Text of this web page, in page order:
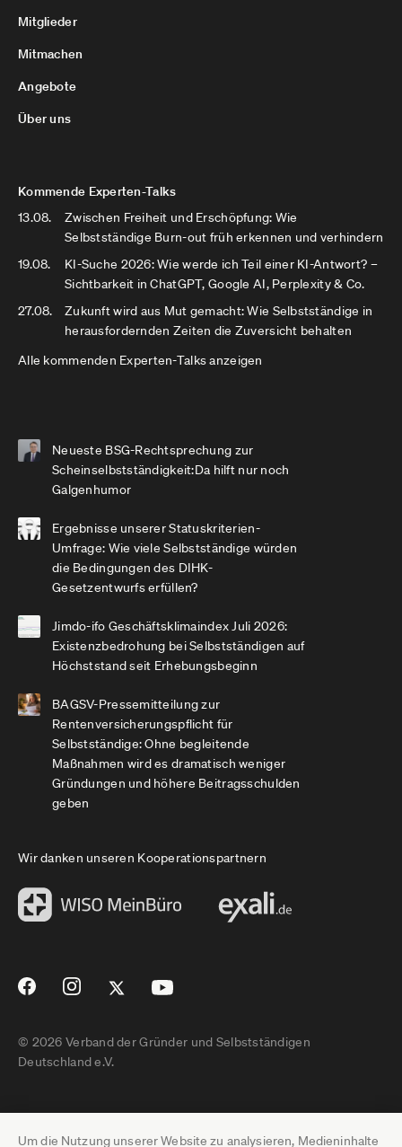
Um die Nutzung unserer Website zu analysieren, Medieninhalte
Mitglieder
Mitmachen
Angebote
Über uns
Kommende Experten-Talks
13.08.
Zwischen Freiheit und Erschöpfung: Wie
Selbstständige Burn-out früh erkennen und verhindern
19.08.
KI-Suche 2026: Wie werde ich Teil einer KI-Antwort? –
Sichtbarkeit in ChatGPT, Google AI, Perplexity & Co.
27.08.
Zukunft wird aus Mut gemacht: Wie Selbstständige in
herausfordernden Zeiten die Zuversicht behalten
Alle kommenden Experten-Talks anzeigen
Neueste BSG-Rechtsprechung zur
Scheinselbstständigkeit:Da hilft nur noch
Galgenhumor
Ergebnisse unserer Statuskriterien-
Umfrage: Wie viele Selbstständige würden
die Bedingungen des DIHK-
Gesetzentwurfs erfüllen?
Jimdo-ifo Geschäftsklimaindex Juli 2026:
Existenzbedrohung bei Selbstständigen auf
Höchststand seit Erhebungsbeginn
BAGSV-Pressemitteilung zur
Rentenversicherungspflicht für
Selbstständige: Ohne begleitende
Maßnahmen wird es dramatisch weniger
Gründungen und höhere Beitragsschulden
geben
Wir danken unseren Kooperationspartnern
© 2026 Verband der Gründer und Selbstständigen
Deutschland e.V.
Impressum